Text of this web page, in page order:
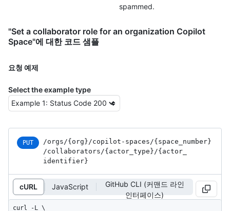
spammed.
"Set a collaborator role for an organization Copilot
Space"에 대한 코드 샘플
요청 예제
Select the example type
PUT /orgs /{org} /copilot-spaces /{space_ number}
/collaborators /{actor_ type} /{actor_
identifier}
cURL JavaScript
GitHub CLI (커맨드 라인
인터페이스)
curl -L \